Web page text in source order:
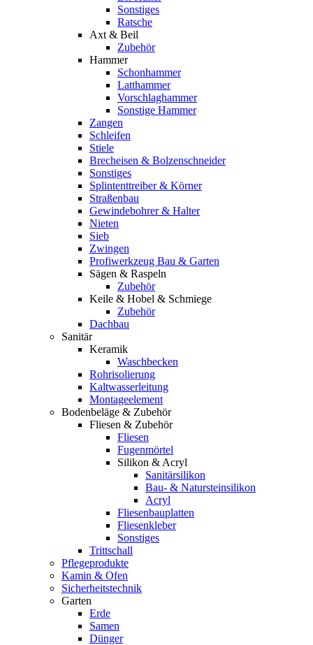
Sonstiges
Ratsche
Axt & Beil
Zubehör
Hammer
Schonhammer
Latthammer
Vorschlaghammer
Sonstige Hammer
Zangen
Schleifen
Stiele
Brecheisen & Bolzenschneider
Sonstiges
Splintenttreiber & Körner
Straßenbau
Gewindebohrer & Halter
Nieten
Sieb
Zwingen
Profiwerkzeug Bau & Garten
Sägen & Raspeln
Zubehör
Keile & Hobel & Schmiege
Zubehör
Dachbau
Sanitär
Keramik
Waschbecken
Rohrisolierung
Kaltwasserleitung
Montageelement
Bodenbeläge & Zubehör
Fliesen & Zubehör
Fliesen
Fugenmörtel
Silikon & Acryl
Sanitärsilikon
Bau- & Natursteinsilikon
Acryl
Fliesenbauplatten
Fliesenkleber
Sonstiges
Trittschall
Pflegeprodukte
Kamin & Ofen
Sicherheitstechnik
Garten
Erde
Samen
Dünger